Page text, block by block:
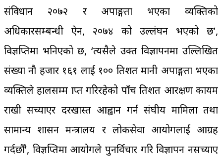
संविधान २०७२ र अपाङ्गता भएका व्यक्तिको
अधिकारसम्बन्धी ऐन, २०७४ को उल्लंघन भएको छ’,
विज्ञप्तिमा भनिएको छ, ‘त्यसैले उक्त विज्ञापनमा उल्लिखित
संख्या नौ हजार १६१ लाई १०० प्रतिशत मानी अपाङ्गता भएका
व्यक्तिले हालसम्म प्राप्त गरिरहेको पाँच प्रतिशत आरक्षण कायम
राखी सच्याएर दरखास्त आह्वान गर्न संघीय मामिला तथा
सामान्य प्रशासन मन्त्रालय र लोकसेवा आयोगलाई आग्रह
गर्दछौँ’, विज्ञप्तिमा आयोगले पुनर्विचार गरि विज्ञापन नसच्याए